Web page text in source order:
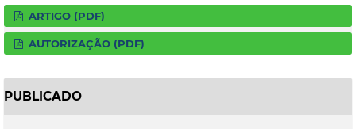
ARTIGO (PDF)
AUTORIZAÇÃO (PDF)
PUBLICADO